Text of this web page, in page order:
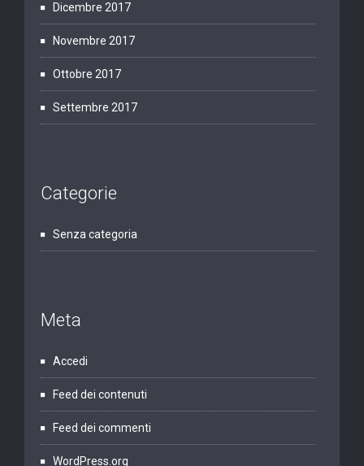
Dicembre 2017
Novembre 2017
Ottobre 2017
Settembre 2017
Categorie
Senza categoria
Meta
Accedi
Feed dei contenuti
Feed dei commenti
WordPress.org